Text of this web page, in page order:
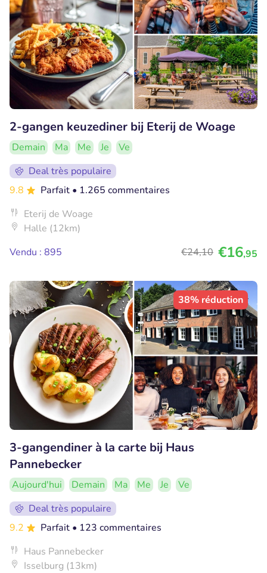
2-gangen keuzediner bij Eterij de Woage
Demain Ma Me Je
Ve
Deal très populaire
9.8
Parfait • 1.265 commentaires
Eterij de Woage
Halle (12km)
Vendu : 895
€24,10 €16,95
38% réduction
3-gangendiner à la carte bij Haus
Pannebecker
Aujourd'hui Demain Ma Me Je
Ve
Deal très populaire
9.2
Parfait • 123 commentaires
Haus Pannebecker
Isselburg (13km)